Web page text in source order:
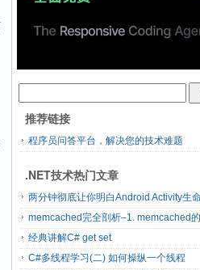
推荐链接
程序员问答平台，解决您的技术难题
.NET技术热门文章
两分钟彻底让你明白Android Activity生
memcached完全剖析–1. memcached
经典讲解C# get set
C#多线程学习(二) 如何操纵一个线程